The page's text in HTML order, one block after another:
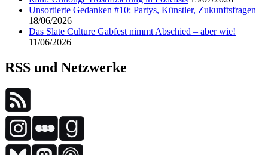
Unsortierte Gedanken #10: Partys, Künstler, Zukunftsfragen
18/06/2026
Das Slate Culture Gabfest nimmt Abschied – aber wie!
11/06/2026
RSS und Netzwerke